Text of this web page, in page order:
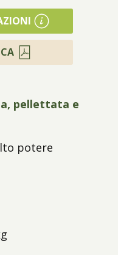
pellettata e
potere